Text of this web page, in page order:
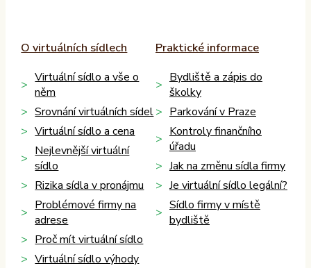
O virtuálních sídlech
Virtuální sídlo a vše o
něm
Srovnání virtuálních sídel
Virtuální sídlo a cena
Nejlevnější virtuální
sídlo
Rizika sídla v pronájmu
Problémové firmy na
adrese
Proč mít virtuální sídlo
Virtuální sídlo výhody
Praktické informace
Bydliště a zápis do
školky
Parkování v Praze
Kontroly finančního
úřadu
Jak na změnu sídla firmy
Je virtuální sídlo legální?
Sídlo firmy v místě
bydliště